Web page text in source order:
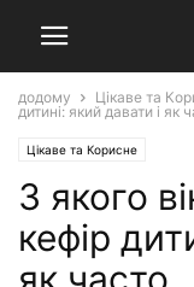
додому Цікаве та
дитині: який давати і як
Цікаве та Корисне
З якого
кефір